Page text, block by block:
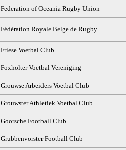
Federation of Oceania Rugby Union
Fédération Royale Belge de Rugby
Friese Voetbal Club
Foxholter Voetbal Vereniging
Grouwse Arbeiders Voetbal Club
Grouwster Athletiek Voetbal Club
Goorsche Football Club
Grubbenvorster Football Club